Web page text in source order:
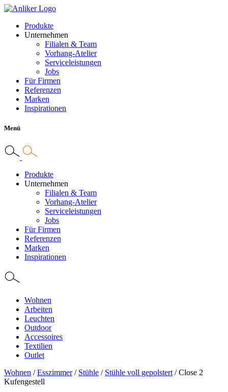
Produkte
Unternehmen
Filialen & Team
Vorhang-Atelier
Serviceleistungen
Jobs
Für Firmen
Referenzen
Marken
Inspirationen
Menü
Produkte
Unternehmen
Filialen & Team
Vorhang-Atelier
Serviceleistungen
Jobs
Für Firmen
Referenzen
Marken
Inspirationen
Wohnen
Arbeiten
Leuchten
Outdoor
Accessoires
Textilien
Outlet
Wohnen /Esszimmer/ Stühle / Stühle voll gepolstert /Close 2
Kufengestell